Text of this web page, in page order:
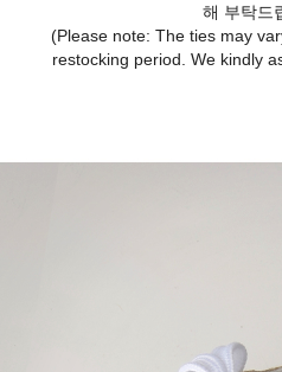
해 부탁드
(Please note: The ties may
restocking period. We kindly